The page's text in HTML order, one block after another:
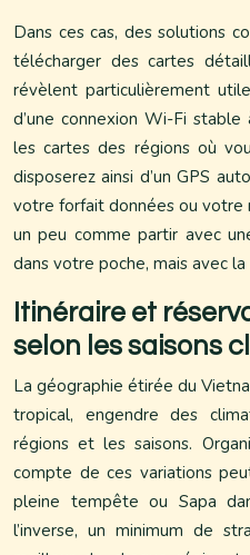
Dans ces cas, des solutions
télécharger des cartes
révèlent particulièrement
d’une connexion Wi-Fi
les cartes des régions où
disposerez ainsi d’un GPS
votre forfait données ou votre
un peu comme partir avec
dans votre poche, mais avec
Itinéraire et
selon les saisons
La géographie étirée du
tropical, engendre des
régions et les saisons.
compte de ces variations
pleine tempête ou Sapa
l’inverse, un minimum de